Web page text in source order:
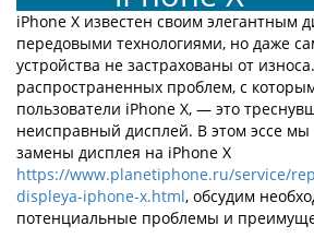
iPhone X известен своим элегантным
передовыми технологиями, но даже
устройства не застрахованы от
распространенных проблем, с
пользователи iPhone X, — это
неисправный дисплей. В этом эссе
замены дисплея на iPhone X
https://www.planetiphone.ru/service/
displeya-iphone-x.html, обсудим
потенциальные проблемы и